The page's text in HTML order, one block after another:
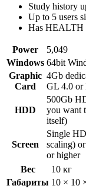
Study history
Up to 5 users
Has HEALTH
Power
5,049
Windows 64bit
Graphic
Card
4Gb
GL 4.0 or
HDD
500Gb
you want
itself)
Screen
Single
scaling)
or higher
Вес
10 кг
Габариты 10 × 10